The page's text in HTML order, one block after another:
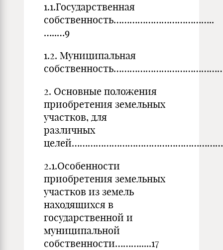
1.1.Государственная
собственность………………………………..
…..…9
1.2. Муниципальная
2. Основные положения
приобретения земельных
участков, для
различных
2.1.Особенности
приобретения земельных
участков из земель
находящихся в
государственной и
муниципальной
собственности……….....17